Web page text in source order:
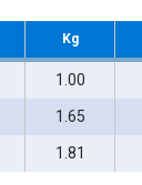
Kg
1.00
1.65
1.81